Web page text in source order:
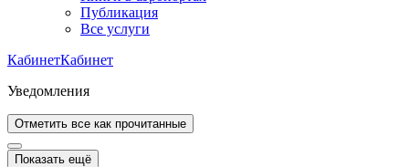
Публикация
Все услуги
КабинетКабинет
Уведомления
Отметить все как прочитанные
Показать ещё